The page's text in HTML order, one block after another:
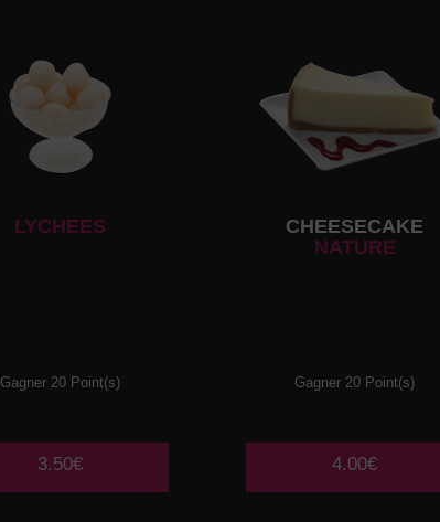
LYCHEES
Gagner 20 Point(s)
3.50€
CHEESECAKE
NATURE
Gagner 20 Point(s)
4.00€